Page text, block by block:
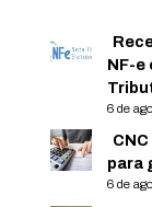
NF-e
6 de
para
6 de